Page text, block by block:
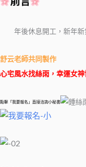
年後休息開工，新年
舒云老師共同製作
心宅風水找絲雨，幸運女神
點擊「我要報名」直接洽詢小秘書